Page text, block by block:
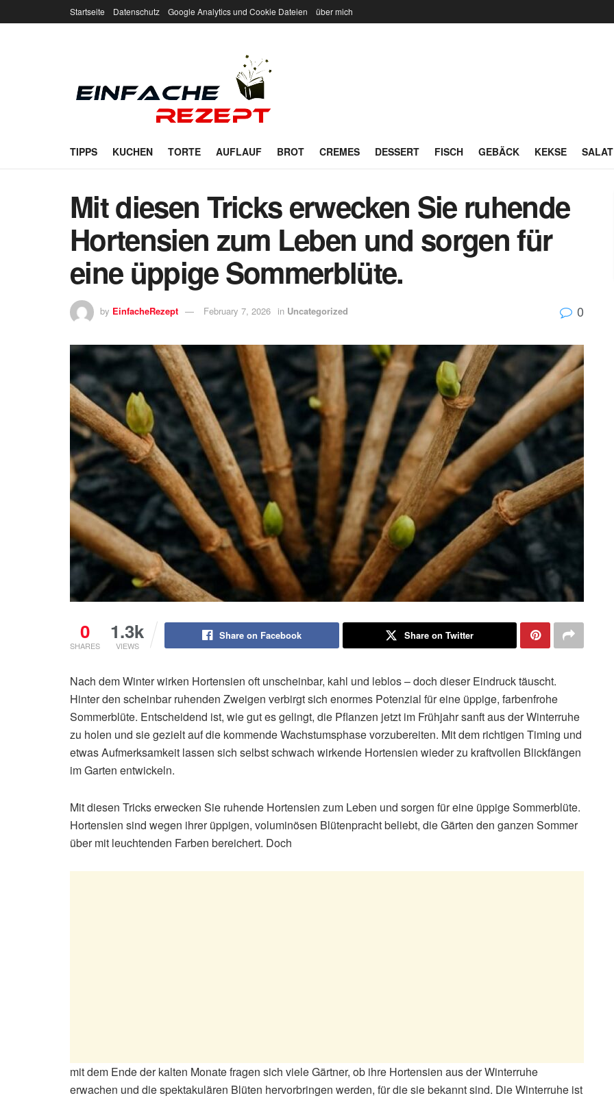
Startseite Datenschutz Google Analytics und Cookie Dateien über mich
TIPPS KUCHEN TORTE AUFLAUF BROT CREMES DESSERT FISCH GEBÄCK KEKSE SALAT
Mit diesen Tricks erwecken Sie ruhende
Hortensien zum Leben und sorgen für
eine üppige Sommerblüte.
by EinfacheRezept February 7, 2026 in Uncategorized 0
0
SHARES
1.3k
VIEWS
Share on Facebook Share on Twitter
Nach dem Winter wirken Hortensien oft unscheinbar, kahl und leblos – doch dieser Eindruck täuscht.
Hinter den scheinbar ruhenden Zweigen verbirgt sich enormes Potenzial für eine üppige, farbenfrohe
Sommerblüte. Entscheidend ist, wie gut es gelingt, die Pflanzen jetzt im Frühjahr sanft aus der Winterruhe
zu holen und sie gezielt auf die kommende Wachstumsphase vorzubereiten. Mit dem richtigen Timing und
etwas Aufmerksamkeit lassen sich selbst schwach wirkende Hortensien wieder zu kraftvollen Blickfängen
im Garten entwickeln.
Mit diesen Tricks erwecken Sie ruhende Hortensien zum Leben und sorgen für eine üppige Sommerblüte.
Hortensien sind wegen ihrer üppigen, voluminösen Blütenpracht beliebt, die Gärten den ganzen Sommer
über mit leuchtenden Farben bereichert. Doch
mit dem Ende der kalten Monate fragen sich viele Gärtner, ob ihre Hortensien aus der Winterruhe
erwachen und die spektakulären Blüten hervorbringen werden, für die sie bekannt sind. Die Winterruhe ist